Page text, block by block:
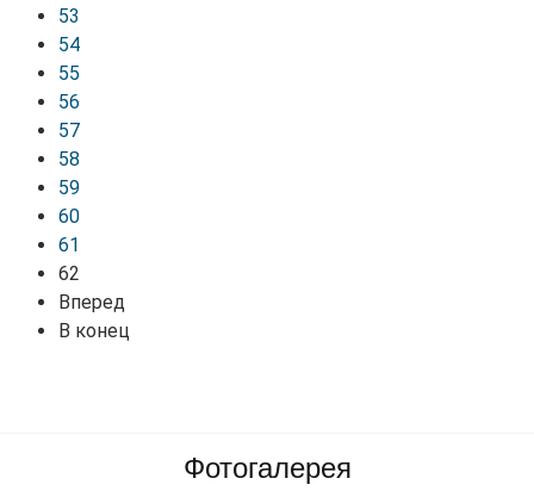
53
54
55
56
57
58
59
60
61
62
Вперед
В конец
Фотогалерея